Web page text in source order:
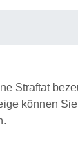
Straftat
können